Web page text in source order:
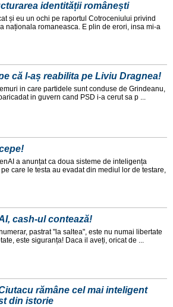
identității românești
și eu un ochi pe raportul Cotroceniului privind
naționala romaneasca. E plin de erori, insa mi-a
că l-aș reabilita pe Liviu Dragnea!
in care partidele sunt conduse de Grindeanu,
in guvern cand PSD i-a cerut sa p ...
a anunțat ca doua sisteme de inteligența
care le testa au evadat din mediul lor de testare,
cash-ul contează!
pastrat "la saltea", este nu numai libertate
este siguranța! Daca il aveți, oricat de ...
rămâne cel mai inteligent
din istorie